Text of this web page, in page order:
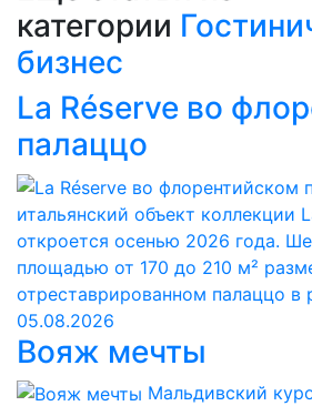
категории
бизнес
La Réserve во
палаццо
итальянский объект коллекции
откроется осенью 2026 года.
площадью от 170 до 210 м²
отреставрированном палаццо в
05.08.2026
Вояж мечты
Мальдивский